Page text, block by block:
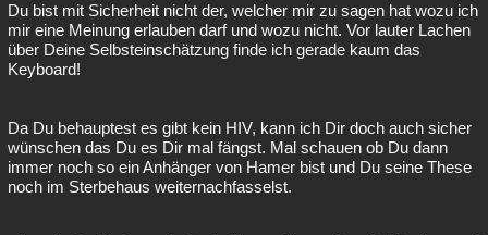
Du bist mit Sicherheit nicht der, welcher mir zu sagen hat wozu ich
mir eine Meinung erlauben darf und wozu nicht. Vor lauter Lachen
über Deine Selbsteinschätzung finde ich gerade kaum das
Keyboard!
Da Du behauptest es gibt kein HIV, kann ich Dir doch auch sicher
wünschen das Du es Dir mal fängst. Mal schauen ob Du dann
immer noch so ein Anhänger von Hamer bist und Du seine These
noch im Sterbehaus weiternachfasselst.